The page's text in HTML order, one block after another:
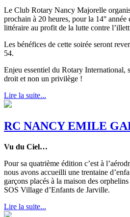
Le Club Rotary Nancy Majorelle
prochain à 20 heures, pour la 14°
littéraire au profit de la lutte contre
Les bénéfices de cette soirée seront
54.
Enjeu essentiel du Rotary International,
droit et non un privilège !
Lire la suite...
RC NANCY EMILE
Vu du Ciel…
Pour sa quatrième édition c’est à
nous avons accueilli une trentaine
garçons placés à la maison des
SOS Village d’Enfants de Jarville.
Lire la suite...